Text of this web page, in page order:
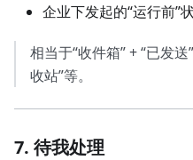
企业下发起的“运行前”
相当于“收件箱” + “已发送
收站”等。
7. 待我处理